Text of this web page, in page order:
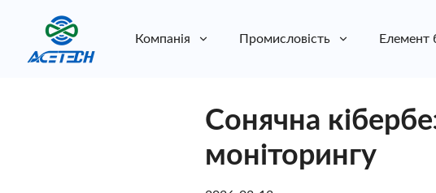
Компанія Промисловість Елемент
Сонячна
моніторингу